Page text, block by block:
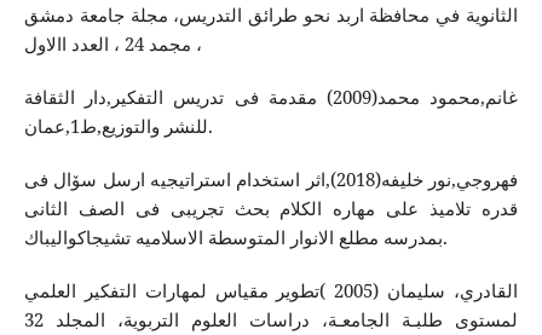
الثانوية في محافظة اربد نحو طرائق التدريس، مجلة جامعة دمشق
، مجمد 24 ، العدد االاول
غانم,محمود محمد(2009) مقدمة فى تدريس التفكير,دار الثقافة
للنشر والتوزيع,ط1,عمان.
فهروجي,نور خليفە(2018),اثر استخدام استراتيجيە ارسل سۆال فى
قدرە تلاميذ على مهارە الكلام بحث تجريبى فى الصف الثانى
بمدرسە مطلع الانوار المتوسطة الاسلاميە تشيجاكواليباك.
القادري، سليمان (2005 )تطوير مقياس لمهارات التفكير العلمي
لمستوى طلبـة الجامعـة، دراسات العلوم التربوية، المجلد 32